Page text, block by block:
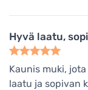
Hyvä laatu,
Kaunis muki,
laatu ja sopivan